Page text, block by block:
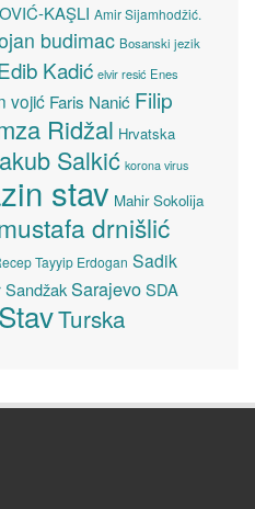
KAŞLI Amir Sijamhodžić.
budimac Bosanski jezik
Kadić elvir resić Enes
vojić Faris Nanić Filip
Ridžal Hrvatska
Salkić korona virus
stav Mahir Sokolija
drnišlić
Tayyip Erdogan Sadik
SandžakSarajevoSDA
StavTurska